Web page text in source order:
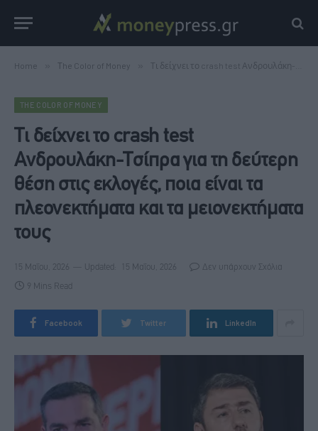
Home Τhe Color of Money Τι δείχνει το crash test Ανδρουλάκη-Τσίπρα για τη δεύτερη θέση στις εκλογές, ποια είναι τα πλεονεκτήματα και τα μειονεκτήματα τους
ΤHE COLOR OF MONEY
Τι δείχνει το crash test
Ανδρουλάκη-Τσίπρα για τη δεύτερη
θέση στις εκλογές, ποια είναι τα
πλεονεκτήματα και τα μειονεκτήματα
τους
15 Μαΐου, 2026 Updated: 15 Μαΐου, 2026 Δεν υπάρχουν Σχόλια
9 Mins Read
Facebook Twitter LinkedIn